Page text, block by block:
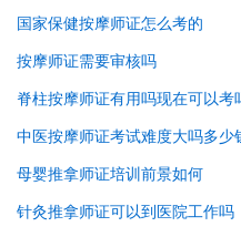
国家保健按摩师证怎么考的
按摩师证需要审核吗
脊柱按摩师证有用吗现在可以考
中医按摩师证考试难度大吗多少
母婴推拿师证培训前景如何
针灸推拿师证可以到医院工作吗